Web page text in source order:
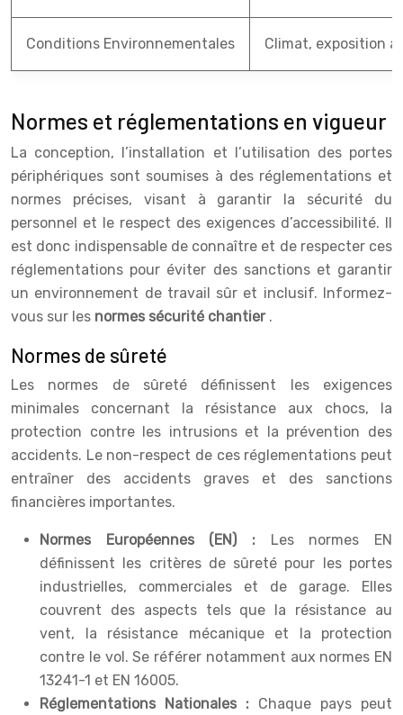
Conditions Environnementales Climat, exposition
Normes et réglementations en vigueur
La conception, l’installation et l’utilisation des portes
périphériques sont soumises à des réglementations et
normes précises, visant à garantir la sécurité du
personnel et le respect des exigences d’accessibilité. Il
est donc indispensable de connaître et de respecter ces
réglementations pour éviter des sanctions et garantir
un environnement de travail sûr et inclusif. Informez-
vous sur les normes sécurité chantier .
Normes de sûreté
Les normes de sûreté définissent les exigences
minimales concernant la résistance aux chocs, la
protection contre les intrusions et la prévention des
accidents. Le non-respect de ces réglementations peut
entraîner des accidents graves et des sanctions
financières importantes.
Normes Européennes (EN) : Les normes EN
définissent les critères de sûreté pour les portes
industrielles, commerciales et de garage. Elles
couvrent des aspects tels que la résistance au
vent, la résistance mécanique et la protection
contre le vol. Se référer notamment aux normes EN
13241-1 et EN 16005.
Réglementations Nationales : Chaque pays peut